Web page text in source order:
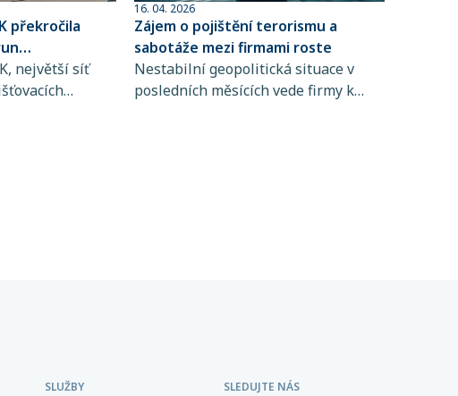
překročila
největší síť
Hodnota
klientům
16. 04. 2026
Zájem o pojištění terorismu a
sabotáže mezi firmami roste
Nestabilní geopolitická situace v
posledních měsících vede firmy k
SLUŽBY SLEDUJTE NÁS